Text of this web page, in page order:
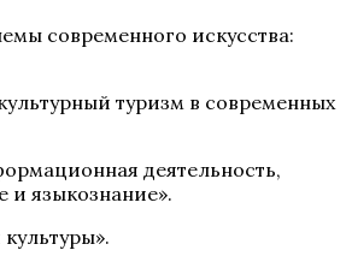
современного искусства:
туризм в современных
деятельность,
и языкознание».